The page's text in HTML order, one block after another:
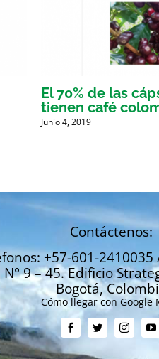
El 70% de las
tienen café
Junio 4, 2019
Contáctenos:
+57-601-
N° 9 – 45. Edificio
Bogotá,
Cómo llegar con Google